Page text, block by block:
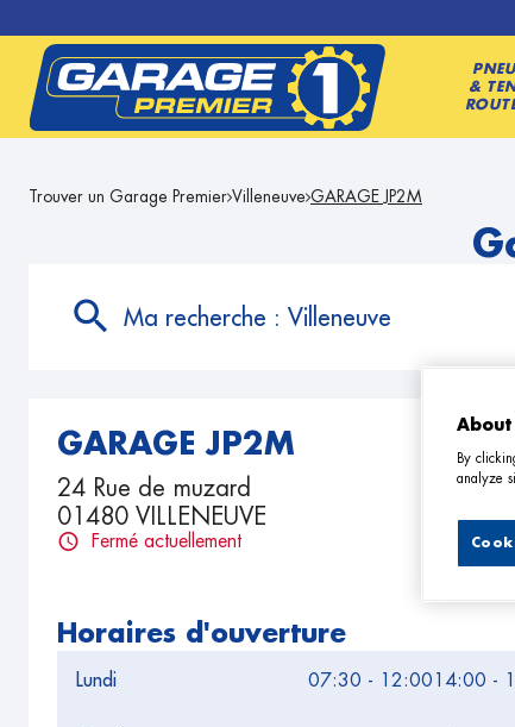
&
Trouver un Garage Premier Villeneuve GARAGE JP2M
Ma recherche : Villeneuve
GARAGE JP2M
24 Rue de muzard
01480 VILLENEUVE
Fermé actuellement
Horaires d'ouverture
Lundi 07:30 - 12:00 14:00 -
About
By
analyze